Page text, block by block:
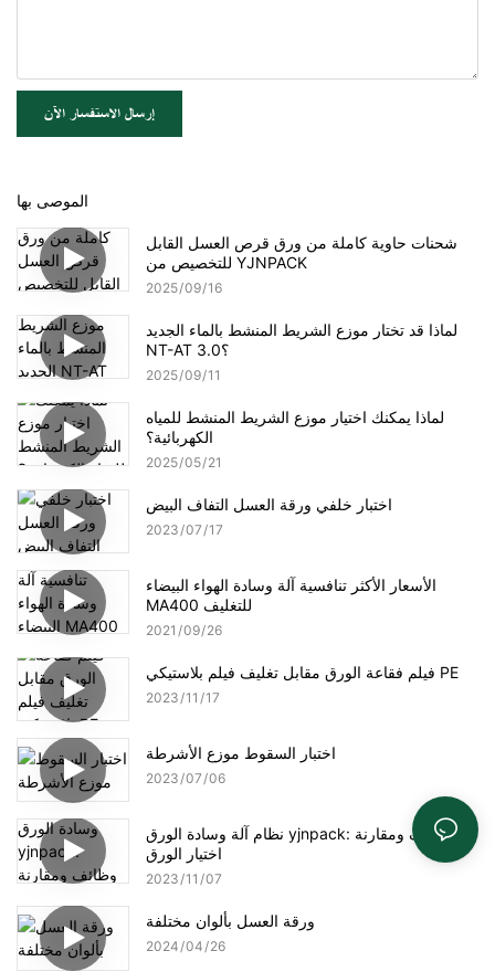
إرسال الاستفسار الآن
الموصى بها
شحنات حاوية كاملة من ورق قرص العسل القابل
للتخصيص من YJNPACK
2025 09 16
لماذا قد تختار موزع الشريط المنشط بالماء الجديد
NT-AT 3.0؟
2025 09 11
لماذا يمكنك اختيار موزع الشريط المنشط للمياه
الكهربائية؟
2025 05 21
اختبار خلفي ورقة العسل التفاف البيض
2023 07 17
الأسعار الأكثر تنافسية آلة وسادة الهواء البيضاء
MA400 للتغليف
2021 09 26
فيلم فقاعة الورق مقابل تغليف فيلم بلاستيكي PE
2023 11 17
اختبار السقوط موزع الأشرطة
2023 07 06
نظام آلة وسادة الورق yjnpack: وظائف ومقارنة
اختيار الورق
2023 11 07
ورقة العسل بألوان مختلفة
2024 04 26